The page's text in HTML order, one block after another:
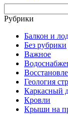
Рубрики
Балкон и
Без рубрики
Важное
Геология
Каркасный
Кровли
Крыши на